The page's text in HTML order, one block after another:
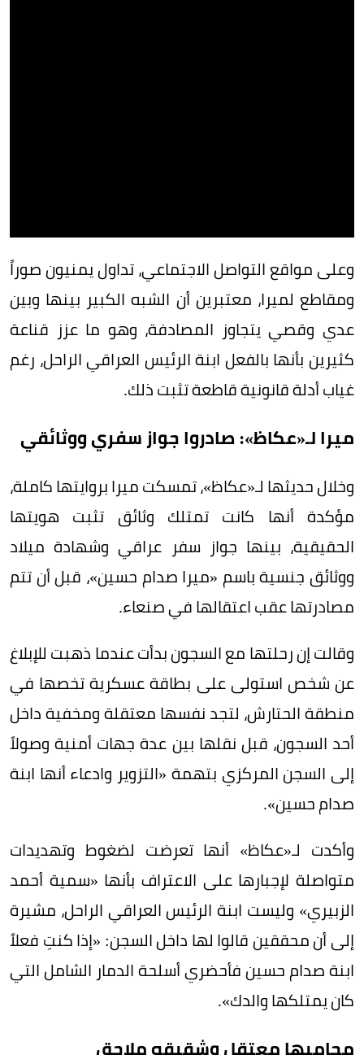
وعلى مواقع التواصل الاجتماعي، تداول يمنيون صوراً
ومقاطع لميرا، معتبرين أن الشبه الكبير بينها وبين
عدي وقصي يتجاوز المصادفة، وهو ما عزز قناعة
كثيرين بأنها بالفعل ابنة الرئيس العراقي الراحل، رغم
غياب أدلة قانونية قاطعة تثبت ذلك.
ميرا لـ«عكاظ»: صادروا جواز سفري ووثائقي
وخلال حديثها لـ«عكاظ»، تمسكت ميرا بروايتها كاملة،
مؤكدة أنها كانت تمتلك وثائق تثبت هويتها
الحقيقية، بينها جواز سفر عراقي وشهادة ميلاد
ووثائق جنسية باسم «ميرا صدام حسين»، قبل أن تتم
مصادرتها عقب اعتقالها في صنعاء.
وقالت إن رحلتها مع السجون بدأت عندما ذهبت للإبلاغ
عن شخص استولى على بطاقة عسكرية تخصها في
منطقة الحتارش، لتجد نفسها معتقلة ومخفية داخل
أحد السجون، قبل نقلها بين عدة جهات أمنية وصولاً
إلى السجن المركزي بتهمة «التزوير وادعاء أنها ابنة
صدام حسين».
وأكدت لـ«عكاظ» أنها تعرضت لضغوط وتهديدات
متواصلة لإجبارها على الاعتراف بأنها «سمية أحمد
الزبيري» وليست ابنة الرئيس العراقي الراحل، مشيرة
إلى أن محققين قالوا لها داخل السجن: «إذا كنتِ فعلاً
ابنة صدام حسين فأحضري أسلحة الدمار الشامل التي
كان يمتلكها والدك».